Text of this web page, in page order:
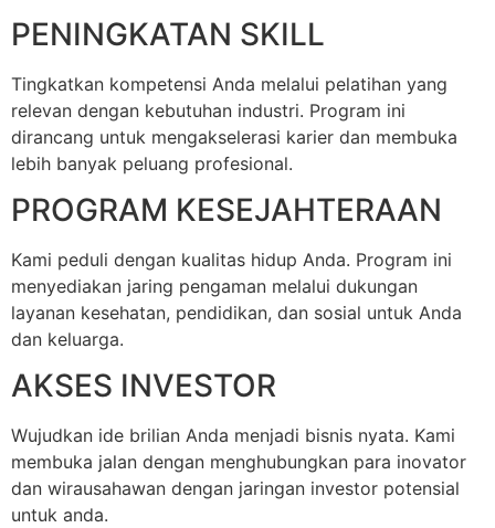
PENINGKATAN SKILL
Tingkatkan kompetensi Anda melalui pelatihan yang
relevan dengan kebutuhan industri. Program ini
dirancang untuk mengakselerasi karier dan membuka
lebih banyak peluang profesional.
PROGRAM KESEJAHTERAAN
Kami peduli dengan kualitas hidup Anda. Program ini
menyediakan jaring pengaman melalui dukungan
layanan kesehatan, pendidikan, dan sosial untuk Anda
dan keluarga.
AKSES INVESTOR
Wujudkan ide brilian Anda menjadi bisnis nyata. Kami
membuka jalan dengan menghubungkan para inovator
dan wirausahawan dengan jaringan investor potensial
untuk anda.